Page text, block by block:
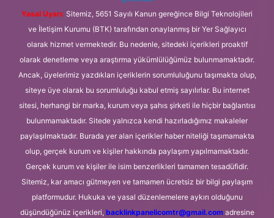
Yasal Uyarı: Sitemiz, 5651 Sayılı Kanun gereğince Bilgi Teknolojileri
ve İletişim Kurumu (BTK) tarafından onaylanmış bir Yer Sağlayıcı
olarak hizmet vermektedir. Bu nedenle, sitedeki içerikleri proaktif
olarak denetleme veya araştırma yükümlülüğümüz bulunmamaktadır.
Ancak, üyelerimiz yazdıkları içeriklerin sorumluluğunu taşımakta olup,
siteye üye olarak bu sorumluluğu kabul etmiş sayılırlar. Bu internet
sitesi, herhangi bir marka, kurum veya şahıs şirketi ile hiçbir bağlantısı
bulunmamaktadır. Sitede yalnızca kendi hazırladığımız makaleler
paylaşılmaktadır. Burada yer alan içerikler haber niteliği taşımamakta
olup, gerçek kurum ve kişiler hakkında paylaşım yapılmamaktadır.
Gerçek kurum ve kişiler ile isim benzerlikleri tamamen tesadüfidir.
Sitemiz, kar amacı gütmeyen ve tamamen ücretsiz bir bilgi paylaşım
platformudur. Hukuka ve yasal düzenlemelere aykırı olduğunu
düşündüğünüz içerikleri, backlinkpanelicomtr@gmail.comadresine